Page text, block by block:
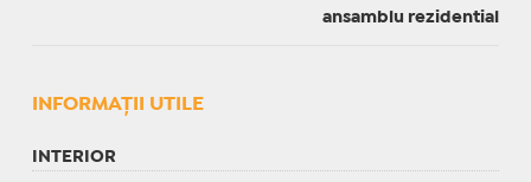
ansamblu rezidential
INFORMAŢII UTILE
INTERIOR